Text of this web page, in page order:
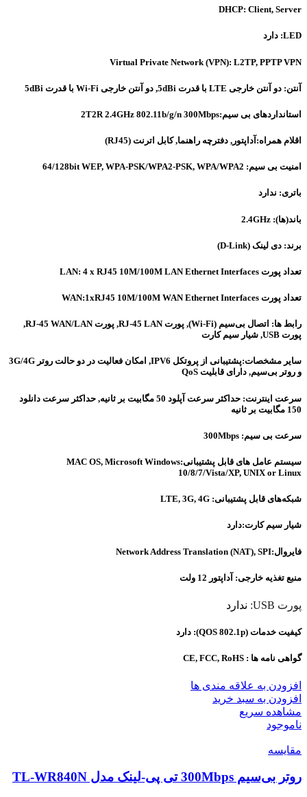
DHCP: Client, Server
LED: دارد
Virtual Private Network (VPN): L2TP, PPTP VPN
آنتن: دو آنتن خارجی LTE با قدرت 5dBi, دو آنتن خارجی Wi-Fi با قدرت 5dBi
استانداردهای بی سیم:2T2R 2.4GHz 802.11b/g/n 300Mbps
اقلام همراه:آداپتور, دفترچه راهنما, کابل اترنت (RJ45)
امنیت بی سیم: 64/128bit WEP, WPA-PSK/WPA2-PSK, WPA/WPA2
باتری: ندارد
باند(ها): 2.4GHz
برند: دی لینک (D-Link)
تعداد پورت LAN: 4 x RJ45 10M/100M LAN Ethernet Interfaces
تعداد پورت WAN:1xRJ45 10M/100M WAN Ethernet Interfaces
رابط ها: اتصال بی‌سیم (Wi-Fi), پورت RJ-45 LAN, پورت RJ-45 WAN/LAN,
پورت USB, شیار سیم کارت
سایر مشخصات:پشتیبانی از پروتکل IPV6, امکان فعالیت در دو حالت روتر 3G/4G
و روتر بی‌سیم, دارای قابلیت QoS
سرعت اینترنت: حداکثر سرعت آپلود 50 مگابیت بر ثانیه, حداکثر سرعت دانلود
150 مگابیت بر ثانیه
سرعت بی سیم: 300Mbps
سیستم عامل های قابل پشتیبانی:MAC OS, Microsoft Windows
10/8/7/Vista/XP, UNIX or Linux
شبکه‌های قابل پشتیبانی: LTE, 3G, 4G
شیار سیم کارت:دارد
فایروال:Network Address Translation (NAT), SPI
منبع تغذیه خارجی: آداپتور 12 ولت
پورت USB: ندارد
کیفیت خدمات (QOS 802.1p): دارد
گواهی نامه ها : CE, FCC, RoHS
افزودن به علاقه مندی ها
افزودن به سبد خرید
مشاهده سریع
ناموجود
مقایسه
روتر بی‌سیم 300Mbps تی پی-لینک مدل TL-WR840N